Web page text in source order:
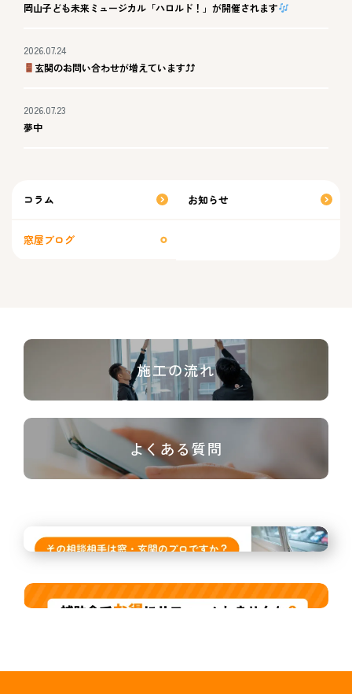
岡山子ども未来ミュージカル「ハロルド！」が開催されます
2026.07.24
玄関のお問い合わせが増えています⤴⤴
2026.07.23
夢中
コラム お知らせ
窓屋ブログ
施工の流れ
よくある質問